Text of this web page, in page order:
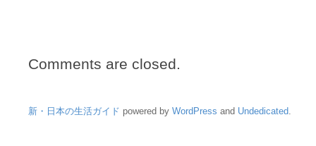
Comments are closed.
新・日本の生活ガイド powered by WordPress and Undedicated.